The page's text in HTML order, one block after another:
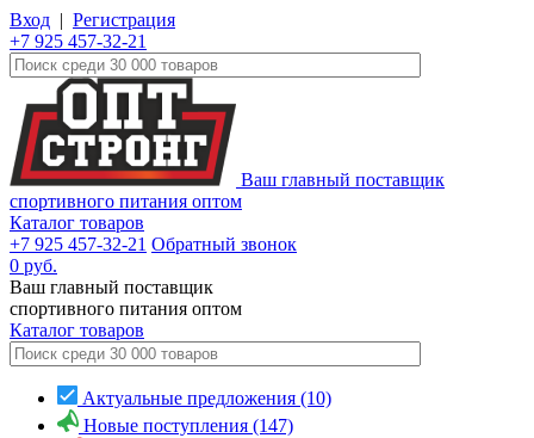
Вход | Регистрация
+7 925 457-32-21
Ваш главный поставщик
спортивного питания оптом
Каталог товаров
+7 925 457-32-21 Обратный звонок
0 руб.
Ваш главный поставщик
спортивного питания оптом
Каталог товаров
Актуальные предложения (10)
Новые поступления (147)